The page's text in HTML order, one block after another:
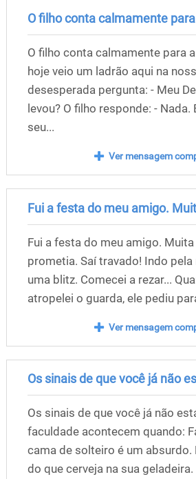
O filho conta calmamente
O filho conta calmamente para
hoje veio um ladrão aqui na
desesperada pergunta: - Meu
levou? O filho responde: - Nada.
seu...
Ver mensagem
Fui a festa do meu amigo.
Fui a festa do meu amigo.
prometia. Saí travado! Indo
uma blitz. Comecei a rezar...
atropelei o guarda, ele pediu
Ver mensagem
Os sinais de que você já não
Os sinais de que você já não
faculdade acontecem quando:
cama de solteiro é um
do que cerveja na sua